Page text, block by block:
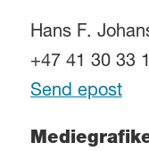
Hans F.
+47 41 30 33
Send epost